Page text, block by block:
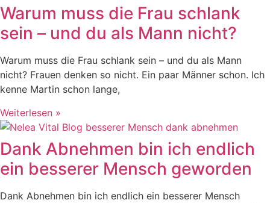
Warum muss die Frau schlank
sein – und du als Mann nicht?
Warum muss die Frau schlank sein – und du als Mann
nicht? Frauen denken so nicht. Ein paar Männer schon. Ich
kenne Martin schon lange,
Weiterlesen »
Dank Abnehmen bin ich endlich
ein besserer Mensch geworden
Dank Abnehmen bin ich endlich ein besserer Mensch